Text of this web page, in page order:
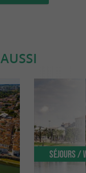
AUSSI
Séjours /